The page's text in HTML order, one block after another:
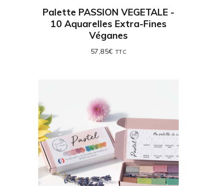
Palette PASSION VEGETALE -
10 Aquarelles Extra-Fines
Véganes
57,85€ TTC